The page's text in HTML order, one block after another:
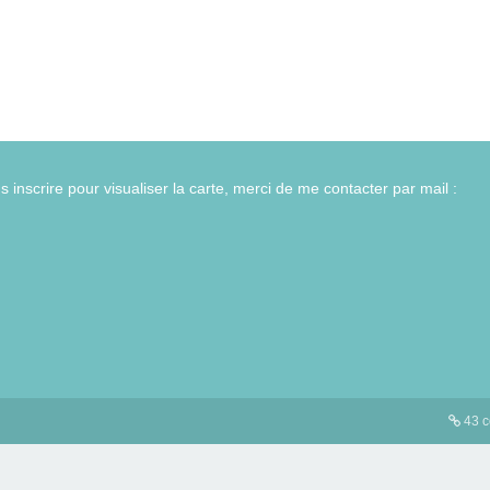
inscrire pour visualiser la carte, merci de me contacter par mail :
43